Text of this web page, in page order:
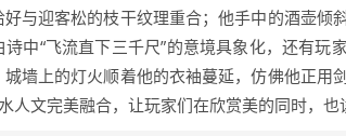
与迎客松的枝干纹理重合；他手中的酒壶倾
中“飞流直下三千尺”的意境具象化，还有玩
墙上的灯火顺着他的衣袖蔓延，仿佛他正用
人文完美融合，让玩家们在欣赏美的同时，也